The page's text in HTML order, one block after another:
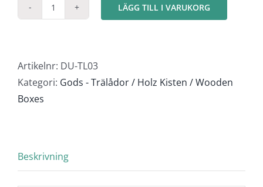
Trälåda
mängd
LÄGG TILL I VARUKORG
Artikelnr: DU-TL03
Kategori: Gods - Trälådor / Holz Kisten / Wooden
Boxes
Beskrivning